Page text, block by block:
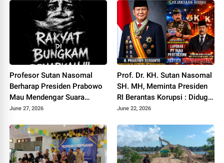
Bukan Wajib UKW
Profesor Sutan Nasomal
Berharap Presiden Prabowo
Mau Mendengar Suara
Rakyat Untuk Indonesia
June 27, 2026
Prof. Dr. KH. Sutan Nasomal
SH. MH, Meminta Presiden
RI Berantas Korupsi : Diduga
Tipikor Rp 3.5 Triliun di
June 22, 2026